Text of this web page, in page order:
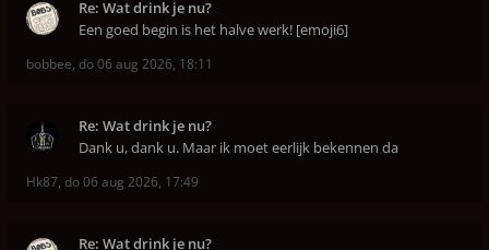
Re: Wat drink je nu?
Een goed begin is het halve werk! [emoji6]
bobbee, do 06 aug 2026, 18:11
Re: Wat drink je nu?
Dank u, dank u. Maar ik moet eerlijk bekennen da
Hk87, do 06 aug 2026, 17:49
Re: Wat drink je nu?